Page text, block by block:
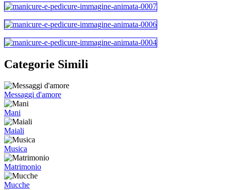
Categorie Simili
Messaggi d'amore
Mani
Maiali
Musica
Matrimonio
Mucche